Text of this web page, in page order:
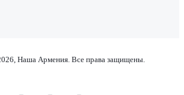
Наша Армения. Все права защищены.